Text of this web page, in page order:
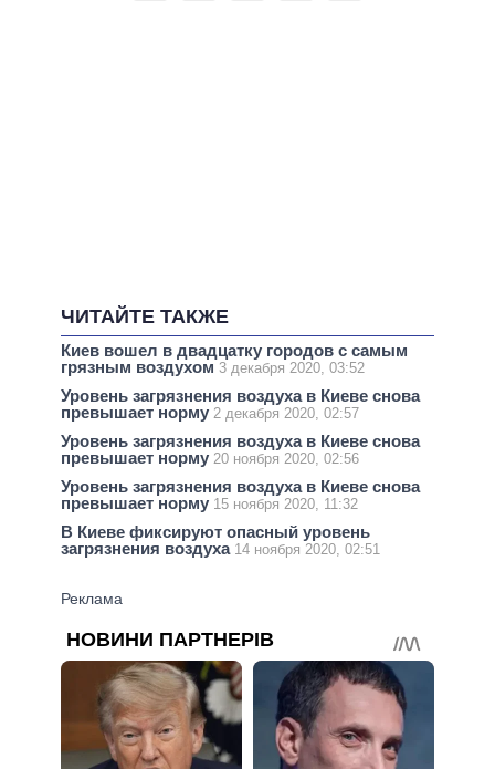
ЧИТАЙТЕ ТАКЖЕ
Киев вошел в двадцатку городов с самым
грязным воздухом 3 декабря 2020, 03:52
Уровень загрязнения воздуха в Киеве снова
превышает норму 2 декабря 2020, 02:57
Уровень загрязнения воздуха в Киеве снова
превышает норму 20 ноября 2020, 02:56
Уровень загрязнения воздуха в Киеве снова
превышает норму 15 ноября 2020, 11:32
В Киеве фиксируют опасный уровень
загрязнения воздуха 14 ноября 2020, 02:51